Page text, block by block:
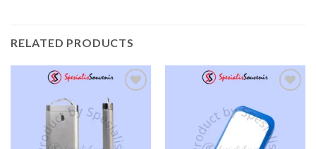
RELATED PRODUCTS
wishlist
Add to
wishlist